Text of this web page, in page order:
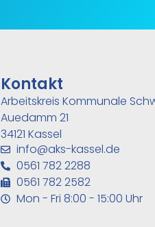
Kontakt
Arbeitskreis Kommunale
Auedamm 21
34121 Kassel
info@aks-kassel.de
0561 782 2288
0561 782 2582
Mon - Fri 8:00 - 15:00 Uhr